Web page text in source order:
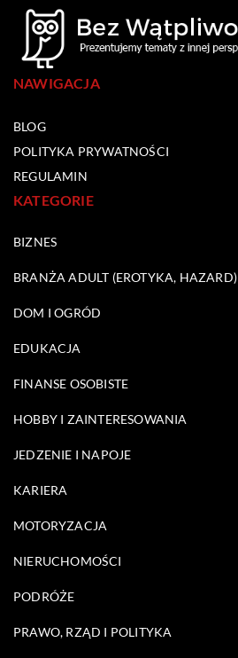
NAWIGACJA
BLOG
POLITYKA PRYWATNOŚCI
REGULAMIN
KATEGORIE
BIZNES
BRANŻA ADULT (EROTYKA, HAZARD)
DOM I OGRÓD
EDUKACJA
FINANSE OSOBISTE
HOBBY I ZAINTERESOWANIA
JEDZENIE I NAPOJE
KARIERA
MOTORYZACJA
NIERUCHOMOŚCI
PODRÓŻE
PRAWO, RZĄD I POLITYKA